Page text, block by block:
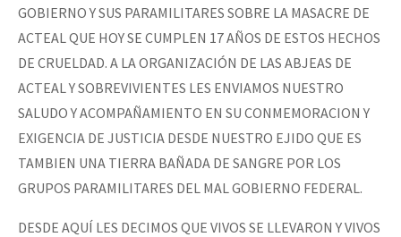
GOBIERNO Y SUS PARAMILITARES SOBRE LA MASACRE DE
ACTEAL QUE HOY SE CUMPLEN 17 AÑOS DE ESTOS HECHOS
DE CRUELDAD. A LA ORGANIZACIÓN DE LAS ABJEAS DE
ACTEAL Y SOBREVIVIENTES LES ENVIAMOS NUESTRO
SALUDO Y ACOMPAÑAMIENTO EN SU CONMEMORACION Y
EXIGENCIA DE JUSTICIA DESDE NUESTRO EJIDO QUE ES
TAMBIEN UNA TIERRA BAÑADA DE SANGRE POR LOS
GRUPOS PARAMILITARES DEL MAL GOBIERNO FEDERAL.
DESDE AQUÍ LES DECIMOS QUE VIVOS SE LLEVARON Y VIVOS